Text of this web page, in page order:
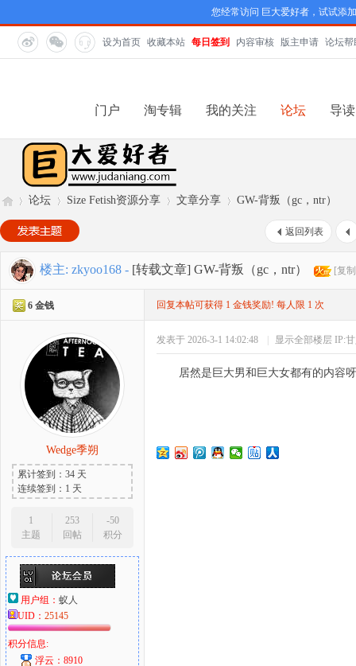
您经常访问 巨大爱好者，试试添
设为首页 收藏本站 每日签到 内容审核 版主申请 论坛帮
门户 淘专辑 我的关注 论坛 导读
巨
爱
»
论坛
›
Size Fetish资源分享
›
文章分享
›
GW-背叛（gc，ntr）
返回列表
楼主: zkyoo168 - [转载文章] GW-背叛（gc，ntr） [复
6 金钱 回复本帖可获得 1 金钱奖励! 每人限 1 次
Wedge季朔
累计签到：34 天
连续签到：1 天
1
主题
253
回帖
-50
积分
用户组： 蚁人
UID： 25145
积分信息:
浮云：8910
发表于 2026-3-1 14:02:48 显示全部楼层 IP:
居然是巨大男和巨大女都有的内容